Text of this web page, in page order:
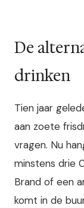
De
drinken
Tien jaar
aan zoete
vragen. Nu
minstens drie
Brand of een
komt in de